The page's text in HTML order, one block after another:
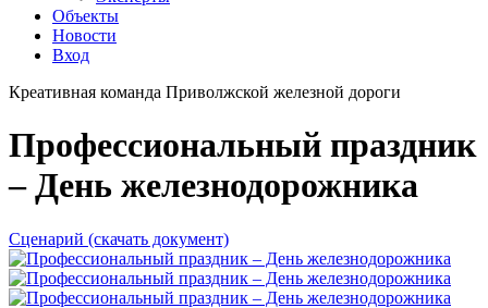
Объекты
Новости
Вход
Креативная команда Приволжской железной дороги
Профессиональный праздник
– День железнодорожника
Сценарий (скачать документ)